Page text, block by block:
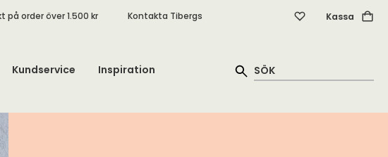
på order över 1.500 kr Kontakta Tibergs Kassa
Kundservice Inspiration